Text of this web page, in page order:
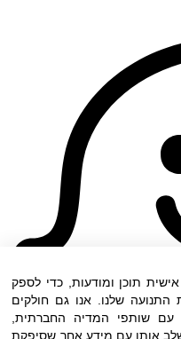
תוכן ומודעות, כדי לספק
שלנו. אנו גם חולקים
שותפי המדיה החברתית,
אותו עם מידע אחר שסיפקת